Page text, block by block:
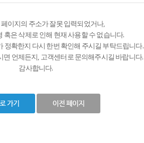
이지의 주소가 잘못 입력되었거나,
혹은 삭제로 인해 현재 사용할 수 없습니다.
정확한지 다시 한번 확인해 주시길 부탁드립니다.
면 언제든지, 고객센터로 문의해주시길 바랍니다.
감사합니다.